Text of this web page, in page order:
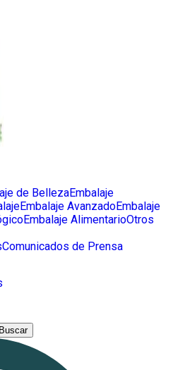
de BellezaEmbalaje
Embalaje AvanzadoEmbalaje
Embalaje AlimentarioOtros
Comunicados de Prensa
Buscar